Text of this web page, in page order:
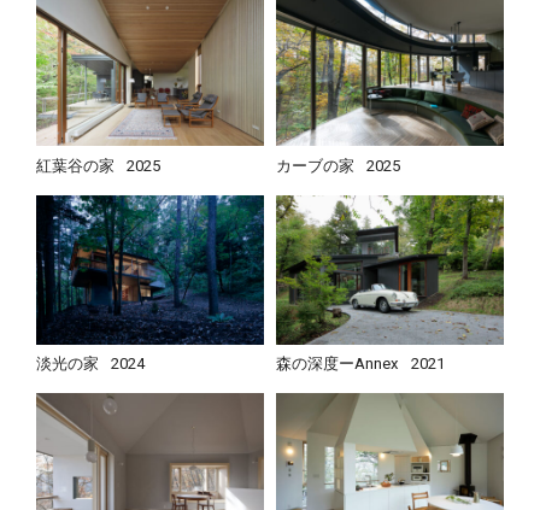
紅葉谷の家 2025 カーブの家 2025
淡光の家 2024 森の深度ーAnnex 2021